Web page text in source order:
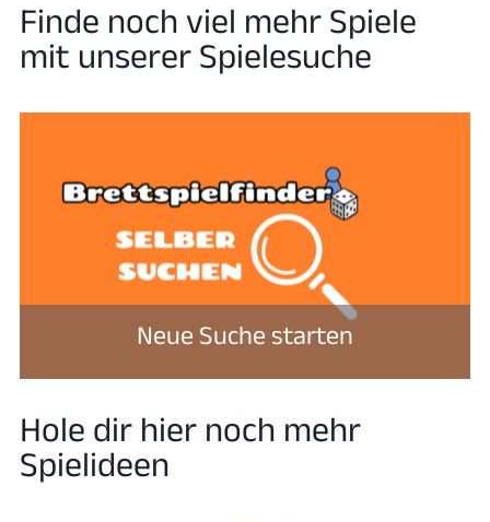
Finde noch viel mehr Spiele
mit unserer Spielesuche
Neue Suche starten
Hole dir hier noch mehr
Spielideen